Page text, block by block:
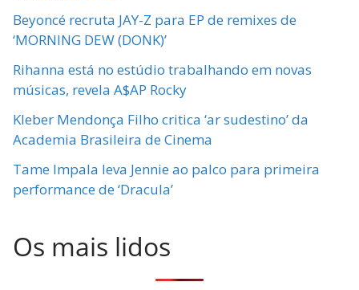
Beyoncé recruta JAY-Z para EP de remixes de
‘MORNING DEW (DONK)’
Rihanna está no estúdio trabalhando em novas
músicas, revela A$AP Rocky
Kleber Mendonça Filho critica ‘ar sudestino’ da
Academia Brasileira de Cinema
Tame Impala leva Jennie ao palco para primeira
performance de ‘Dracula’
Os mais lidos